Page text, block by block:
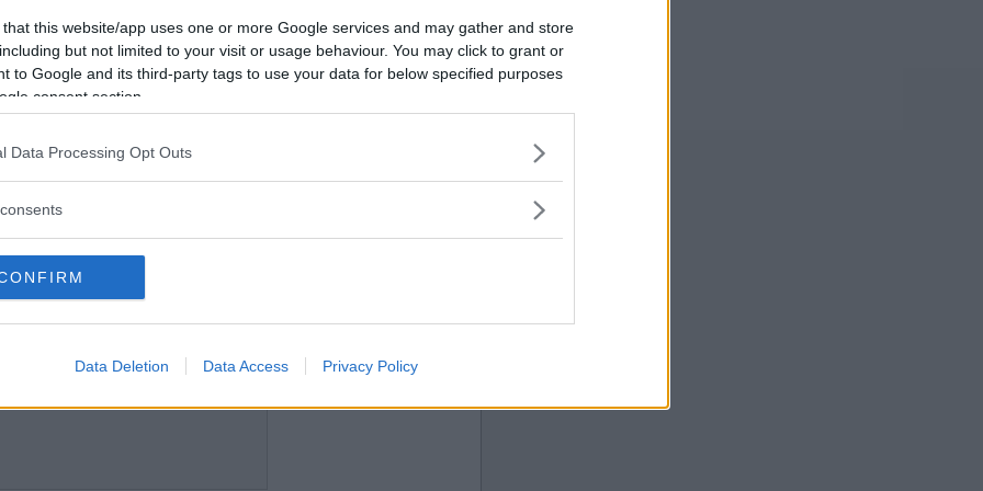
that this website/app uses one or more Google services and may gather and store
but not limited to your visit or usage behaviour. You may click to grant or
to Google and its third-party tags to use your data for below specified purposes
consent section.
Data Processing Opt Outs
Data Deletion Data Access Privacy Policy
2019-11-05 20:50
Vill du bli
medlem?